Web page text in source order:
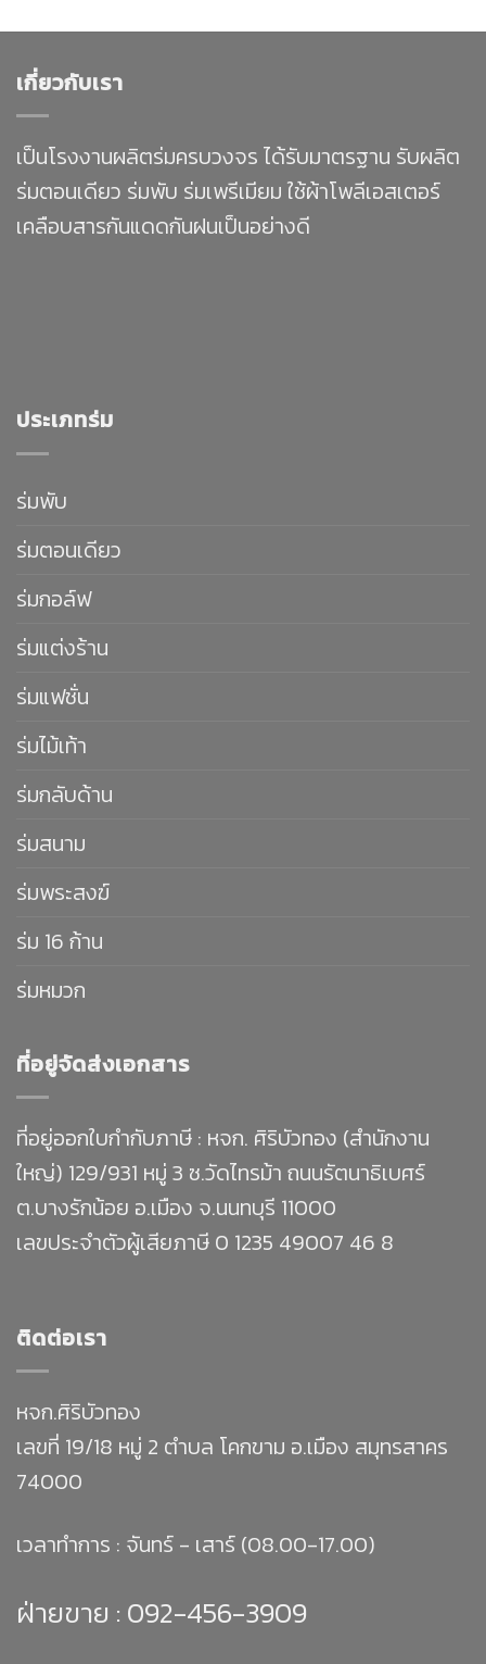
เกี่ยวกับเรา
เป็นโรงงานผลิตร่มครบวงจร ได้รับมาตรฐาน รับผลิต
ร่มตอนเดียว ร่มพับ ร่มเพรีเมียม ใช้ผ้าโพลีเอสเตอร์
เคลือบสารกันแดดกันฝนเป็นอย่างดี
ประเภทร่ม
ร่มพับ
ร่มตอนเดียว
ร่มกอล์ฟ
ร่มแต่งร้าน
ร่มแฟชั่น
ร่มไม้เท้า
ร่มกลับด้าน
ร่มสนาม
ร่มพระสงฆ์
ร่ม 16 ก้าน
ร่มหมวก
ที่อยู่จัดส่งเอกสาร
ที่อยู่ออกใบกำกับภาษี : หจก. ศิริบัวทอง (สำนักงาน
ใหญ่) 129/931 หมู่ 3 ซ.วัดไทรม้า ถนนรัตนาธิเบศร์
ต.บางรักน้อย อ.เมือง จ.นนทบุรี 11000
เลขประจำตัวผู้เสียภาษี 0 1235 49007 46 8
ติดต่อเรา
หจก.ศิริบัวทอง
เลขที่ 19/18 หมู่ 2 ตำบล โคกขาม อ.เมือง สมุทรสาคร
74000
เวลาทำการ : จันทร์ - เสาร์ (08.00-17.00)
ฝ่ายขาย : 092-456-3909